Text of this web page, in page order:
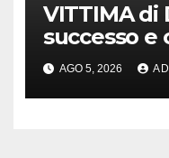
VITTIMA di
successo e
AGO 5, 2026